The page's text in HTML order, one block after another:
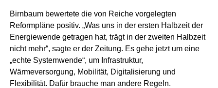
Birnbaum bewertete die von Reiche vorgelegten
Reformpläne positiv. „Was uns in der ersten Halbzeit der
Energiewende getragen hat, trägt in der zweiten Halbzeit
nicht mehr“, sagte er der Zeitung. Es gehe jetzt um eine
„echte Systemwende“, um Infrastruktur,
Wärmeversorgung, Mobilität, Digitalisierung und
Flexibilität. Dafür brauche man andere Regeln.